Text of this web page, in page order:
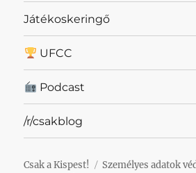
Játékoskeringő
UFCC
Podcast
/r/csakblog
Csak a Kispest! Személyes adatok